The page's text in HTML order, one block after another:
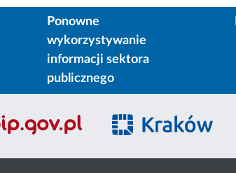
Ponowne
wykorzystywanie
informacji sektora
publicznego